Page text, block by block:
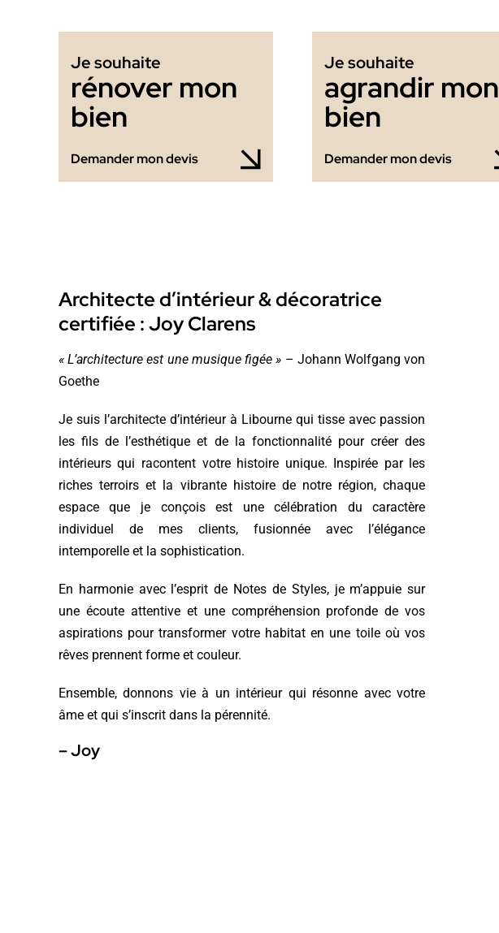
Je souhaite
rénover mon
bien
Demander mon devis
Je souhaite
agrandir mon
bien
Demander mon devis
Architecte d’intérieur & décoratrice
certifiée : Joy Clarens
« L’architecture est une musique figée » – Johann Wolfgang von
Goethe
Je suis l’architecte d’intérieur à Libourne qui tisse avec passion
les fils de l’esthétique et de la fonctionnalité pour créer des
intérieurs qui racontent votre histoire unique. Inspirée par les
riches terroirs et la vibrante histoire de notre région, chaque
espace que je conçois est une célébration du caractère
individuel de mes clients, fusionnée avec l’élégance
intemporelle et la sophistication.
En harmonie avec l’esprit de Notes de Styles, je m’appuie sur
une écoute attentive et une compréhension profonde de vos
aspirations pour transformer votre habitat en une toile où vos
rêves prennent forme et couleur.
Ensemble, donnons vie à un intérieur qui résonne avec votre
âme et qui s’inscrit dans la pérennité.
– Joy